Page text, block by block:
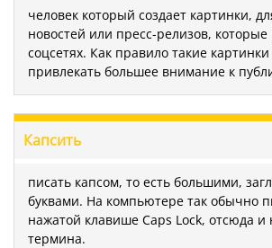
человек который создает картинки,
новостей или пресс-релизов,
соцсетях. Как правило такие
привлекать большее внимание к
Капсить
писать капсом, то есть большими,
буквами. На компьютере так обычно
нажатой клавише Caps Lock, отсюда и
термина.